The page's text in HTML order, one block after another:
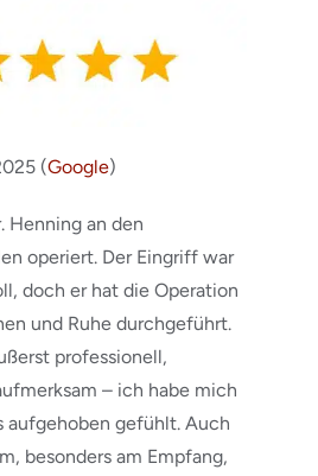
(Google)
Henning an den
operiert. Der Eingriff war
doch er hat die Operation
und Ruhe durchgeführt.
professionell,
– ich habe mich
aufgehoben gefühlt. Auch
besonders am Empfang,